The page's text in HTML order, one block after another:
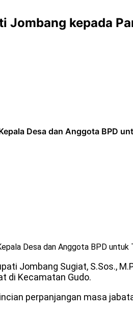
Jombang kepada
Desa dan Anggota BPD
Desa dan Anggota BPD
Jombang Sugiat, S.Sos.,
di Kecamatan Gudo.
perpanjangan masa